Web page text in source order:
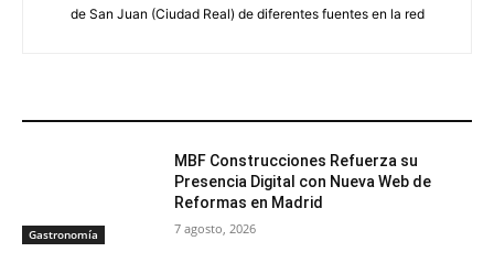
de San Juan (Ciudad Real) de diferentes fuentes en la red
Gastronomía
MBF Construcciones Refuerza su
Presencia Digital con Nueva Web de
Reformas en Madrid
7 agosto, 2026